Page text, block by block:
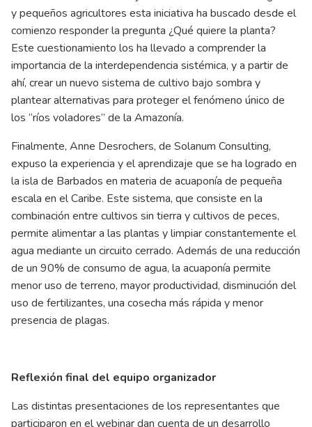
y pequeños agricultores esta iniciativa ha buscado desde el
comienzo responder la pregunta ¿Qué quiere la planta?
Este cuestionamiento los ha llevado a comprender la
importancia de la interdependencia sistémica, y a partir de
ahí, crear un nuevo sistema de cultivo bajo sombra y
plantear alternativas para proteger el fenómeno único de
los “ríos voladores” de la Amazonía.
Finalmente, Anne Desrochers, de Solanum Consulting,
expuso la experiencia y el aprendizaje que se ha logrado en
la isla de Barbados en materia de acuaponía de pequeña
escala en el Caribe. Este sistema, que consiste en la
combinación entre cultivos sin tierra y cultivos de peces,
permite alimentar a las plantas y limpiar constantemente el
agua mediante un circuito cerrado. Además de una reducción
de un 90% de consumo de agua, la acuaponía permite
menor uso de terreno, mayor productividad, disminución del
uso de fertilizantes, una cosecha más rápida y menor
presencia de plagas.
Reflexión final del equipo organizador
Las distintas presentaciones de los representantes que
participaron en el webinar dan cuenta de un desarrollo